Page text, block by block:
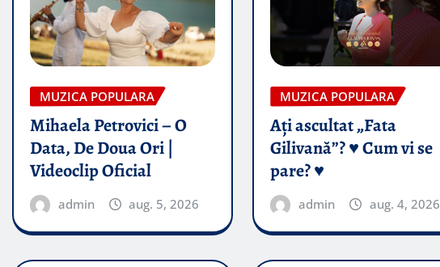
MUZICA POPULARA
Mihaela Petrovici – O
Data, De Doua Ori |
Videoclip Oficial
admin aug. 5, 2026
MUZICA POPULARA
Ați ascultat „Fata
Gilivană”? ♥️ Cum vi se
pare? ♥️
admin aug. 4, 2026